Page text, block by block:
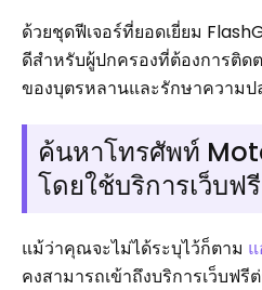
ด้วยชุดฟีเจอร์ที่ยอดเยี่ยม
ดีสำหรับผู้ปกครองที่ต้องการติ
ของบุตรหลานและรักษาความป
ค้นหาโทรศัพท์
โดยใช้บริการเว็บฟรี
แม้ว่าคุณจะไม่ได้ระบุไว้ก็ตาม
คงสามารถเข้าถึงบริการเว็บฟ